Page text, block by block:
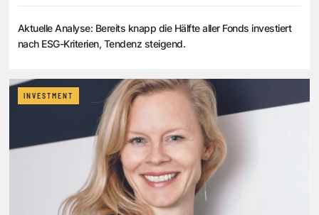
Aktuelle Analyse: Bereits knapp die Hälfte aller Fonds investiert
nach ESG-Kriterien, Tendenz steigend.
INVESTMENT